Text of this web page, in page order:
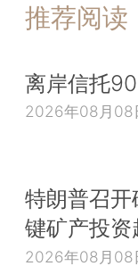
推荐阅读
离岸信托
2026年08月08
特朗普召
键矿产投
2026年08月08